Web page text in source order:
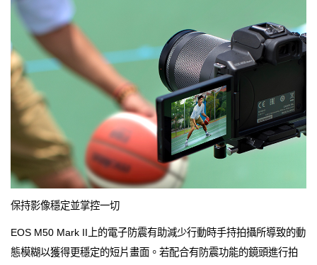
保持影像穩定並掌控一切
EOS M50 Mark II上的電子防震有助減少行動時手持拍攝所導致的動
態模糊以獲得更穩定的短片畫面。若配合有防震功能的鏡頭進行拍